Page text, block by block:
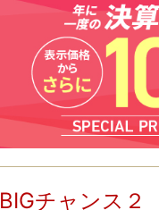
BIGチャンス２